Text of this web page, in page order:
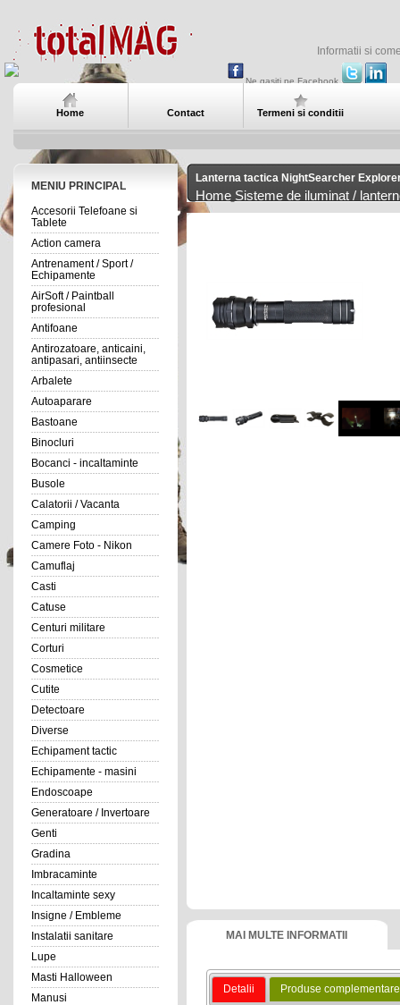
Informatii si
Ne gasiti pe Facebook
Home Contact Termeni si conditii
MENIU PRINCIPAL
Accesorii Telefoane si
Tablete
Action camera
Antrenament / Sport /
Echipamente
AirSoft / Paintball
profesional
Antifoane
Antirozatoare, anticaini,
antipasari, antiinsecte
Arbalete
Autoaparare
Bastoane
Binocluri
Bocanci - incaltaminte
Busole
Calatorii / Vacanta
Camping
Camere Foto - Nikon
Camuflaj
Casti
Catuse
Centuri militare
Corturi
Cosmetice
Cutite
Detectoare
Diverse
Echipament tactic
Echipamente - masini
Endoscoape
Generatoare / Invertoare
Genti
Gradina
Imbracaminte
Incaltaminte sexy
Insigne / Embleme
Instalatii sanitare
Lupe
Masti Halloween
Manusi
Lanterna tactica NightSearcher
Home Sisteme de iluminat /
MAI MULTE INFORMATII
Detalii Produse complementare